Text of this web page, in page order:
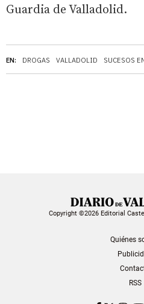
EN: DROGAS VALLADOLID SUCESOS
Guardia de Valladolid.
Copyright ©2026 Editorial
Quiénes
RSS